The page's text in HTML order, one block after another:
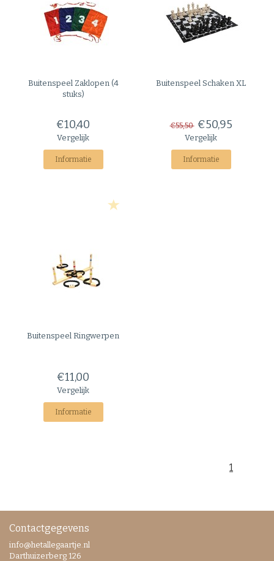
BuitenspeelZaklopen (4
stuks)
€10,40
Vergelijk
Informatie
Buitenspeel Schaken XL
€55,50 €50,95
Vergelijk
Informatie
Buitenspeel Ringwerpen
€11,00
Vergelijk
Informatie
1
Contactgegevens
info@hetallegaartje.nl
Darthuizerberg 126